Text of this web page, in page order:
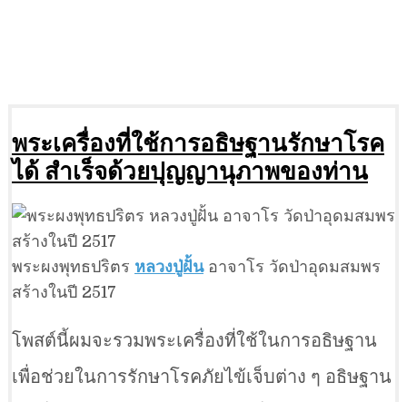
พระเครื่องที่ใช้การอธิษฐานรักษาโรค
ได้ สำเร็จด้วยปุญญานุภาพของท่าน
พระผงพุทธปริตร หลวงปู่ฝั้นอาจาโร วัดป่าอุดมสมพร
สร้างในปี 2517
โพสต์นี้ผมจะรวมพระเครื่องที่ใช้ในการอธิษฐาน
เพื่อช่วยในการรักษาโรคภัยไข้เจ็บต่าง ๆ อธิษฐาน